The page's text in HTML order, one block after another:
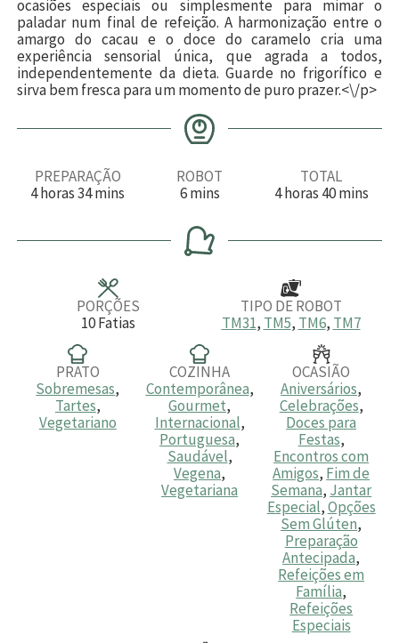
ocasiões especiais ou simplesmente para mimar o
paladar num final de refeição. A harmonização entre o
amargo do cacau e o doce do caramelo cria uma
experiência sensorial única, que agrada a todos,
independentemente da dieta. Guarde no frigorífico e
sirva bem fresca para um momento de puro prazer.<\/p>
PREPARAÇÃO
4h
a
horas34m
u
mins
ROBOT
6m
n
u
t
mins
TOTAL
4h
a
horas 40m
u
mins
PORÇÕES
10Fatias
TIPO DE ROBOT
TM31, TM5, TM6, TM7
PRATO
Sobremesas,
Tartes,
Vegetariano
COZINHA
Contemporânea,
Gourmet,
Internacional,
Portuguesa,
Saudável,
Vegena,
Vegetariana
OCASIÃO
Aniversários,
Celebrações,
Doces para
Festas,
Encontros com
Amigos, Fim de
Semana, Jantar
Especial,Opções
Sem Glúten,
Preparação
Antecipada,
Refeições em
Família,
Refeições
Especiais